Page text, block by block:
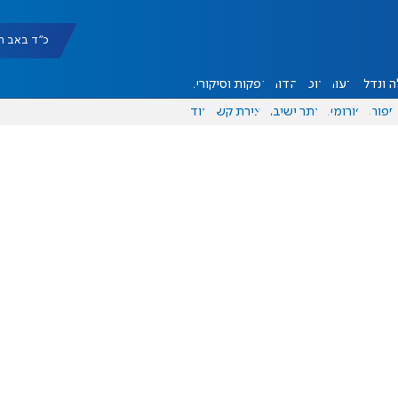
כ"ד באב תשפ"ו
ונדל"ן דעות אוכל יהדות הפקות וסיקורים
ספורט פורומים אתר ישיבה יצירת קשר עוד